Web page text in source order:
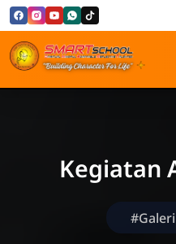
Skip to Content
SMP Santa
Kegiatan